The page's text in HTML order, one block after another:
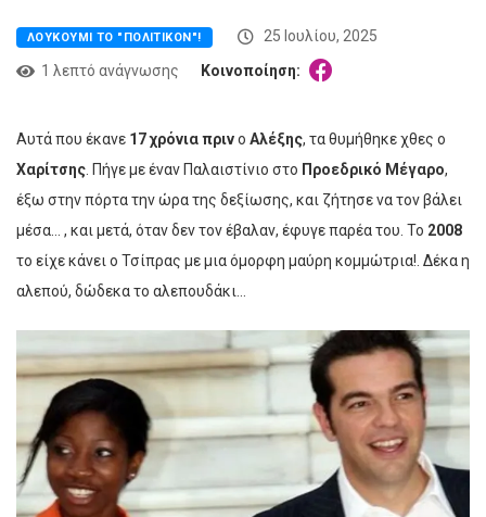
ΛΟΥΚΟΎΜΙ ΤΟ "ΠΟΛΙΤΙΚΌΝ"!
25 Ιουλίου, 2025
1 λεπτό ανάγνωσης
Κοινοποίηση:
Αυτά που έκανε 17 χρόνια πρινο Αλέξης, τα θυμήθηκε χθες ο
Χαρίτσης . Πήγε με έναν Παλαιστίνιο στο Προεδρικό Μέγαρο,
έξω στην πόρτα την ώρα της δεξίωσης, και ζήτησε να τον βάλει
μέσα… , και μετά, όταν δεν τον έβαλαν, έφυγε παρέα του. Το 2008
το είχε κάνει ο Τσίπρας με μια όμορφη μαύρη κομμώτρια!. Δέκα η
αλεπού, δώδεκα το αλεπουδάκι…